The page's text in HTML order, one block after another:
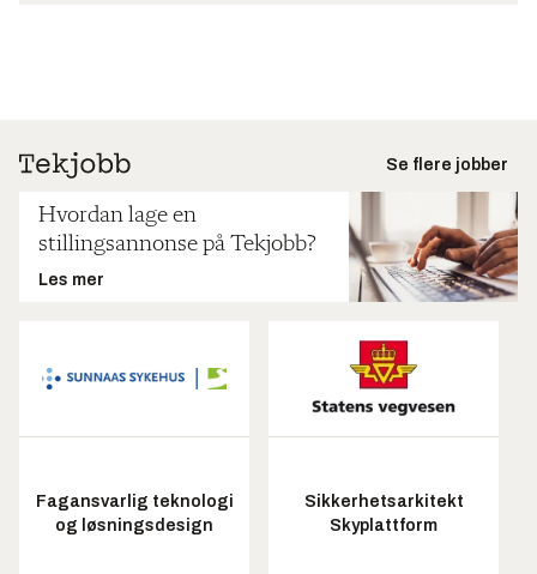
Se flere jobber
Hvordan lage en
stillingsannonse på Tekjobb?
Les mer
Fagansvarlig teknologi
og løsningsdesign
Sikkerhetsarkitekt
Skyplattform